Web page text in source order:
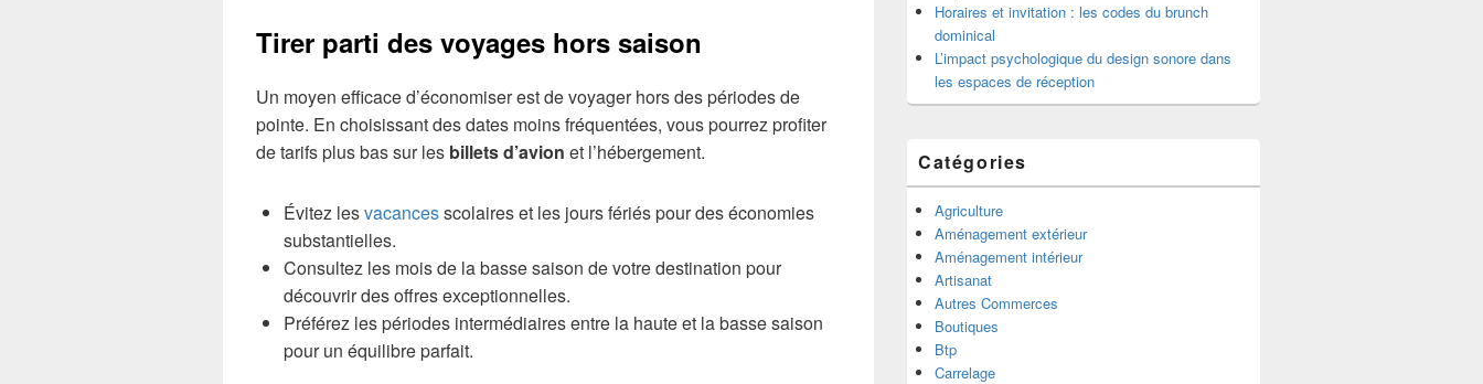
Tirer parti des voyages hors saison
Un moyen efficace d’économiser est de voyager hors des périodes de
pointe. En choisissant des dates moins fréquentées, vous pourrez profiter
de tarifs plus bas sur les billets d’avion et l’hébergement.
Évitez lesvacancesscolaires et les jours fériés pour des économies
substantielles.
Consultez les mois de la basse saison de votre destination pour
découvrir des offres exceptionnelles.
Préférez les périodes intermédiaires entre la haute et la basse saison
pour un équilibre parfait.
Horaires et invitation : les codes du brunch
dominical
L’impact psychologique du design sonore dans
les espaces de réception
Catégories
Agriculture
Aménagement extérieur
Aménagement intérieur
Artisanat
Autres Commerces
Boutiques
Btp
Carrelage